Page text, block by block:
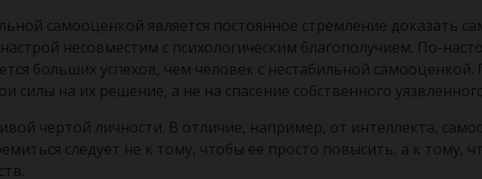
самооценкой является постоянное стремление доказать
несовместим с психологическим благополучием. По-
больших успехов, чем человек с нестабильной самооценкой.
силы на их решение, а не на спасение собственного
чертой личности. В отличие, например, от интеллекта,
следует не к тому, чтобы ее просто повысить, а к тому,